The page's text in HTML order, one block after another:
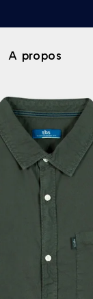
A propos